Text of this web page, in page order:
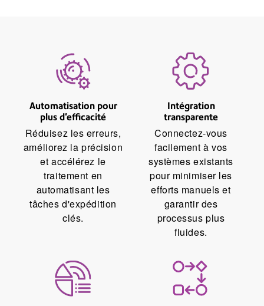
Automatisation pour
plus d'efficacité
Réduisez les erreurs,
améliorez la précision
et accélérez le
traitement en
automatisant les
tâches d'expédition
clés.
Intégration
transparente
Connectez-vous
facilement à vos
systèmes existants
pour minimiser les
efforts manuels et
garantir des
processus plus
fluides.